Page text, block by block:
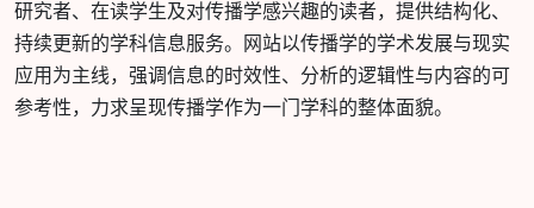
研究者、在读学生及对传播学感兴趣的读者，提供结构化、
持续更新的学科信息服务。网站以传播学的学术发展与现实
应用为主线，强调信息的时效性、分析的逻辑性与内容的可
参考性，力求呈现传播学作为一门学科的整体面貌。